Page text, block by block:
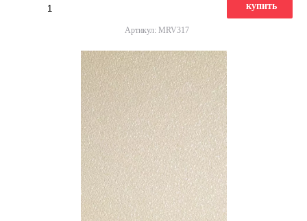
купить
Артикул: MRV317